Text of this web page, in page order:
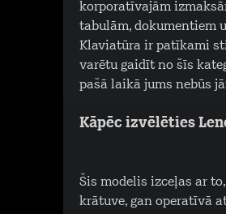
korporatīvajām
tabulām, dokumentiem
Klaviatūra ir patīkami
varētu gaidīt no šīs
pašā laikā jums nebūs
Kāpēc izvēlēties
Šis modelis izceļas ar
krātuve, gan operatīvā